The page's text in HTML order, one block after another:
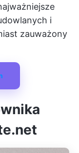
i
zauważony